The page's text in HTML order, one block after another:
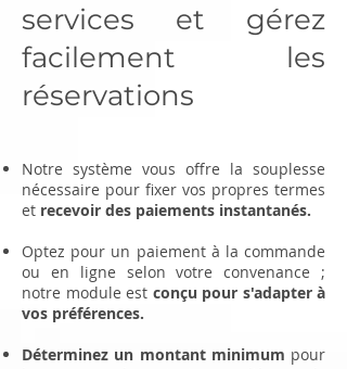
services et gérez
facilement les
réservations
Notre système vous offre la souplesse
nécessaire pour fixer vos propres termes
et recevoir des paiements instantanés.
Optez pour un paiement à la commande
ou en ligne selon votre convenance ;
notre module est conçu pour s'adapter à
vos préférences.
Déterminez un montant minimum pour